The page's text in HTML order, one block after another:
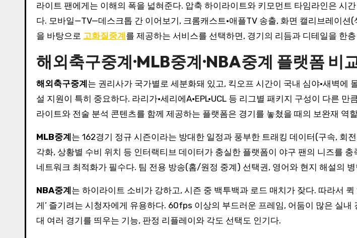
라이트 팬에게는 이해의 폭을 넓혀준다. 압축 하이라이트와 키모먼트 타임라인은 시
다. 모바일—TV—데스크톱 간 이어보기, 크롬캐스트·애플TV 송출, 화면 캘리브레이
을 바탕으로 고화질중계 를 제공하는 서비스를 선택하면, 경기의 리듬과 디테일을 한
해외축구중계·MLB중계·NBA중계 플랫폼 비
해외축구중계 는 권리사가 국가별로 세분화돼 있고, 킥오프 시간이 국내 심야·새벽에
설 지원이 특히 중요하다. 라리가·세리에A·EPL·UCL 등 리그별 패키지 구성이 다른
라이트와 전술 분석 콘텐츠를 함께 제공하는 플랫폼은 경기를 놓쳤을 때의 보완재 역
MLB중계 는 162경기 정규 시즌이라는 방대한 일정과 풍부한 트래킹 데이터(구속, 회
각화, 상황별 수비 위치 등 인터랙티브 데이터가 충실한 플랫폼이 야구 팬의 니즈를
네트워크 최적화가 필수다. 팀 전용 방송(홈/원정 중계) 선택권, 영어와 현지 해설의
NBA중계 는 하이라이트 소비가 강하고, 시즌 중 백투백과 로드 매치가 잦다. 따라서
게’ 즐기려는 시청자에게 유용하다. 60fps 이상의 부드러운 프레임, 어둠이 많은 실
대 여러 경기를 띄우는 기능, 판정 리플레이와 각도 선택도 인기다.